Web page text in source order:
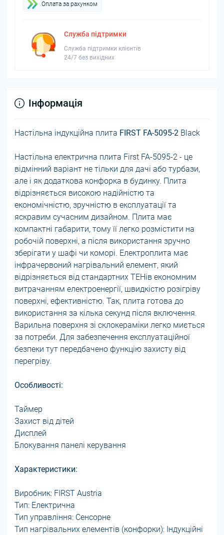
Оплата за рахунком
Служба підтримки
Служба підтримки клієнтів
24/7 без вихідних
Інформація
Настільна індукційна плита FIRST FA-5095-2 Black
Настільна електрична плита First FA-5095-2 - це
відмінний варіант не тільки для дачі або турбази,
але і як додаткова конфорка в будинку. Плита
відрізняється високою надійністю та
економічністю, зручністю в експлуатації та
яскравим сучасним дизайном. Плита має
компактні габарити, тому її легко розмістити на
робочій поверхні, а після використання зручно
зберігати у шафі чи коморі. Електроплита має
інфрачервоний нагрівальний елемент, який
відрізняється від стандартних ТЕНів економним
витрачанням електроенергії, швидкістю розігріву
поверхні, ефективністю. Так, плита готова до
використання за кілька секунд після включення.
Варильна поверхня зі склокераміки легко миється
за потреби. Для забезпечення експлуатаційної
безпеки тут передбачено функцію захисту від
перегріву.
Особливості:
Таймер
Захист від дітей
Дисплей
Блокування панелі керування
Характеристики:
Виробник: FIRST Austria
Тип: Електрична
Тип управління: Сенсорне
Тип нагрівальних елементів (конфорки): Індукційні